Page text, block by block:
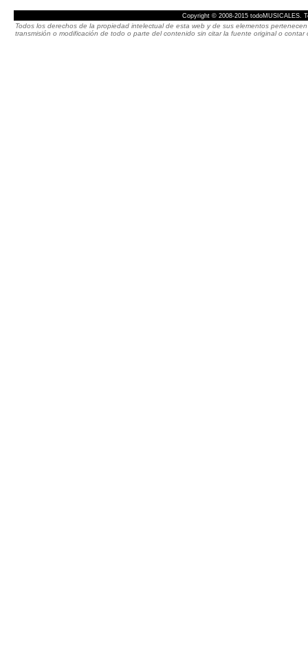
Copyright © 2008-2015 todoMUSICALES.
Todos los derechos de la propiedad intelectual de esta web y de sus elementos
transmisión o modificación de todo o parte del contenido sin citar la fuente original o